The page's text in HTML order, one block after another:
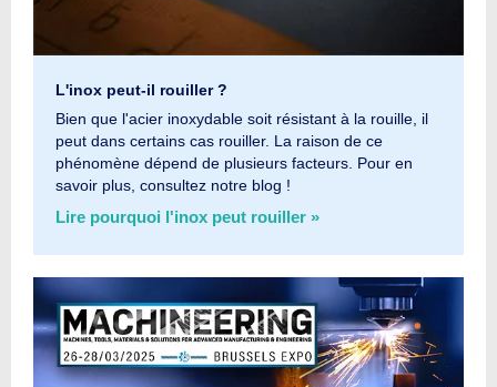
L'inox peut-il rouiller ?
Bien que l'acier inoxydable soit résistant à la rouille, il
peut dans certains cas rouiller. La raison de ce
phénomène dépend de plusieurs facteurs. Pour en
savoir plus, consultez notre blog !
Lire pourquoi l'inox peut rouiller »